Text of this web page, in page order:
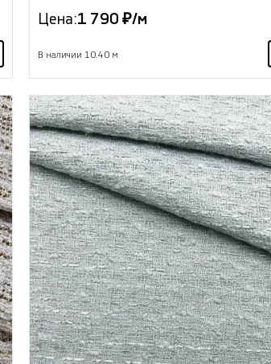
Цена:1 790 ₽/м
В наличии 10.40 м